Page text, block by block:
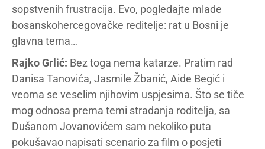
sopstvenih frustracija. Evo, pogledajte mlade
bosanskohercegovačke reditelje: rat u Bosni je
glavna tema…
Rajko Grlić: Bez toga nema katarze. Pratim rad
Danisa Tanovića, Jasmile Žbanić, Aide Begić i
veoma se veselim njihovim uspjesima. Što se tiče
mog odnosa prema temi stradanja roditelja, sa
Dušanom Jovanovićem sam nekoliko puta
pokušavao napisati scenario za film o posjeti